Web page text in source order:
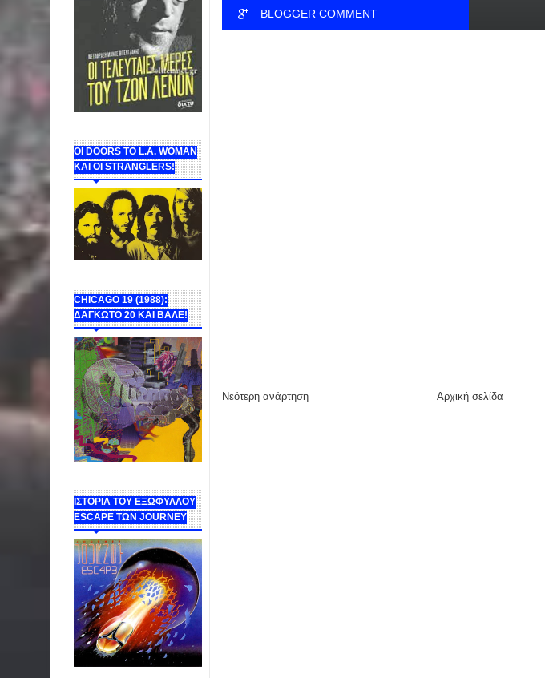
ΟΙ DOORS ΤΟ L.A. WOMAN
KAI OI STRANGLERS!
CHICAGO 19 (1988):
ΔΑΓΚΩΤΟ 20 ΚΑΙ ΒΑΛΕ!
ΙΣΤΟΡΙΑ ΤΟΥ ΕΞΩΦΥΛΛΟΥ
ESCAPE ΤΩΝ JOURNEY
BLOGGER COMMENT
Νεότερη ανάρτηση Αρχική σελίδα